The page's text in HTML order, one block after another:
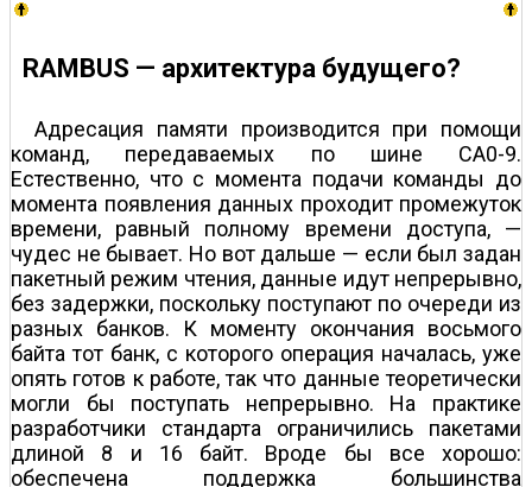
RAMBUS — архитектура будущего?
Адресация памяти производится при помощи
команд, передаваемых по шине CA0-9.
Естественно, что с момента подачи команды до
момента появления данных проходит промежуток
времени, равный полному времени доступа, —
чудес не бывает. Но вот дальше — если был задан
пакетный режим чтения, данные идут непрерывно,
без задержки, поскольку поступают по очереди из
разных банков. К моменту окончания восьмого
байта тот банк, с которого операция началась, уже
опять готов к работе, так что данные теоретически
могли бы поступать непрерывно. На практике
разработчики стандарта ограничились пакетами
длиной 8 и 16 байт. Вроде бы все хорошо:
обеспечена поддержка большинства